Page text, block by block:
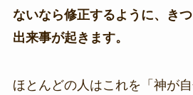
ないなら修正するように、き
出来事が起きます。
ほとんどの人はこれを「神が